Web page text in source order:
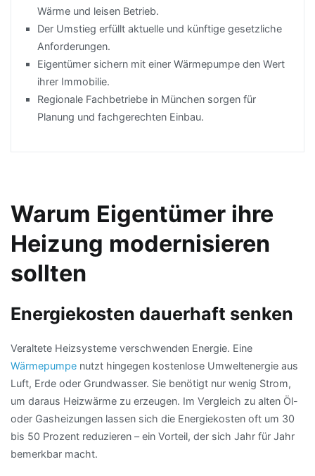
Wärme und leisen Betrieb.
Der Umstieg erfüllt aktuelle und künftige gesetzliche
Anforderungen.
Eigentümer sichern mit einer Wärmepumpe den Wert
ihrer Immobilie.
Regionale Fachbetriebe in München sorgen für
Planung und fachgerechten Einbau.
Warum Eigentümer ihre
Heizung modernisieren
sollten
Energiekosten dauerhaft senken
Veraltete Heizsysteme verschwenden Energie. Eine
Wärmepumpe nutzt hingegen kostenlose Umweltenergie aus
Luft, Erde oder Grundwasser. Sie benötigt nur wenig Strom,
um daraus Heizwärme zu erzeugen. Im Vergleich zu alten Öl-
oder Gasheizungen lassen sich die Energiekosten oft um 30
bis 50 Prozent reduzieren – ein Vorteil, der sich Jahr für Jahr
bemerkbar macht.